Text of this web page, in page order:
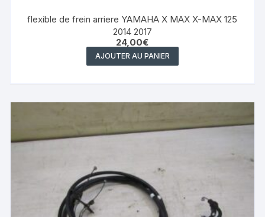
flexible de frein arriere YAMAHA X MAX X-MAX 125
2014 2017
24,00€
AJOUTER AU PANIER